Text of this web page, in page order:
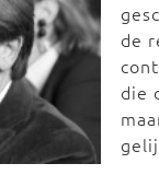
de
die